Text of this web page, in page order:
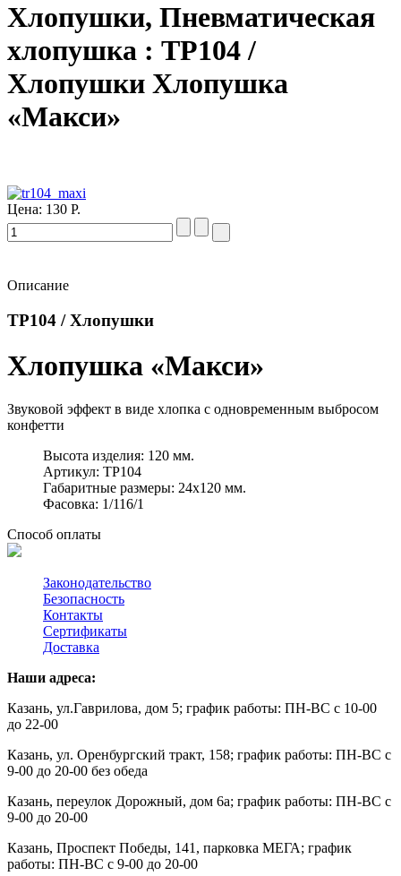
Хлопушки, Пневматическая
хлопушка : ТР104 /
Хлопушки Хлопушка
«Макси»
Цена: 130 Р.
Описание
ТР104 / Хлопушки
Хлопушка «Макси»
Звуковой эффект в виде хлопка с одновременным выбросом
конфетти
Высота изделия: 120 мм.
Артикул: ТР104
Габаритные размеры: 24х120 мм.
Фасовка: 1/116/1
Способ оплаты
Законодательство
Безопасность
Контакты
Сертификаты
Доставка
Наши адреса:
Казань, ул.Гаврилова, дом 5; график работы: ПН-ВС с 10-00
до 22-00
Казань, ул. Оренбургский тракт, 158; график работы: ПН-ВС с
9-00 до 20-00 без обеда
Казань, переулок Дорожный, дом 6а; график работы: ПН-ВС с
9-00 до 20-00
Казань, Проспект Победы, 141, парковка МЕГА; график
работы: ПН-ВС с 9-00 до 20-00